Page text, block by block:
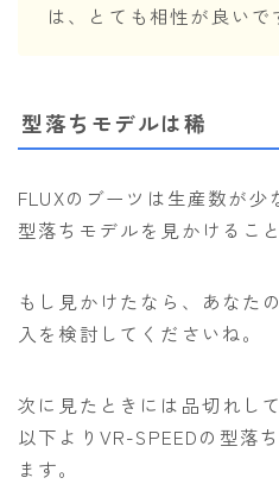
は、とても相性が良いで
型落ちモデルは稀
FLUXのブーツは生産数が少
型落ちモデルを見かけるこ
もし見かけたなら、あなた
入を検討してくださいね。
次に見たときには品切れし
以下よりVR-SPEEDの型落
ます。